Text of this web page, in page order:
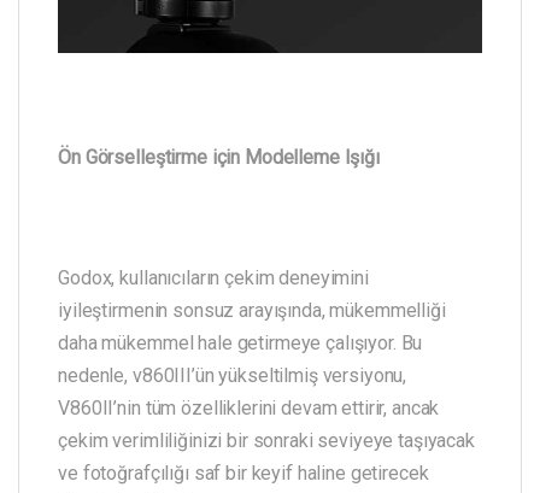
Ön Görselleştirme için Modelleme Işığı
Godox, kullanıcıların çekim deneyimini
iyileştirmenin sonsuz arayışında, mükemmelliği
daha mükemmel hale getirmeye çalışıyor. Bu
nedenle, v860III’ün yükseltilmiş versiyonu,
V860II’nin tüm özelliklerini devam ettirir, ancak
çekim verimliliğinizi bir sonraki seviyeye taşıyacak
ve fotoğrafçılığı saf bir keyif haline getirecek